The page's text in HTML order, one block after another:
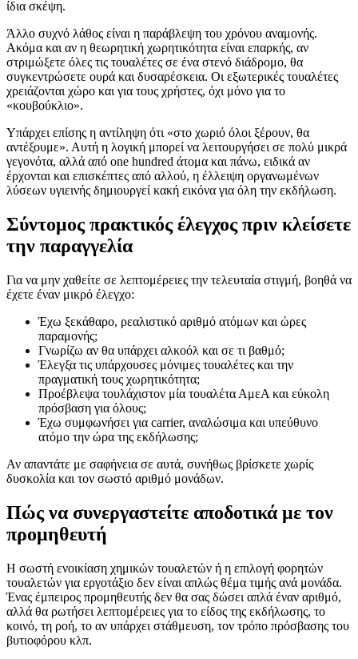
ίδια σκέψη.
Άλλο συχνό λάθος είναι η παράβλεψη του χρόνου αναμονής.
Ακόμα και αν η θεωρητική χωρητικότητα είναι επαρκής, αν
στριμώξετε όλες τις τουαλέτες σε ένα στενό διάδρομο, θα
συγκεντρώσετε ουρά και δυσαρέσκεια. Οι εξωτερικές τουαλέτες
χρειάζονται χώρο και για τους χρήστες, όχι μόνο για το
«κουβούκλιο».
Υπάρχει επίσης η αντίληψη ότι «στο χωριό όλοι ξέρουν, θα
αντέξουμε». Αυτή η λογική μπορεί να λειτουργήσει σε πολύ μικρά
γεγονότα, αλλά από one hundred άτομα και πάνω, ειδικά αν
έρχονται και επισκέπτες από αλλού, η έλλειψη οργανωμένων
λύσεων υγιεινής δημιουργεί κακή εικόνα για όλη την εκδήλωση.
Σύντομος πρακτικός έλεγχος πριν κλείσετε
την παραγγελία
Για να μην χαθείτε σε λεπτομέρειες την τελευταία στιγμή, βοηθά να
έχετε έναν μικρό έλεγχο:
Έχω ξεκάθαρο, ρεαλιστικό αριθμό ατόμων και ώρες
παραμονής;
Γνωρίζω αν θα υπάρχει αλκοόλ και σε τι βαθμό;
Έλεγξα τις υπάρχουσες μόνιμες τουαλέτες και την
πραγματική τους χωρητικότητα;
Προέβλεψα τουλάχιστον μία τουαλέτα ΑμεΑ και εύκολη
πρόσβαση για όλους;
Έχω συμφωνήσει για carrier, αναλώσιμα και υπεύθυνο
ατόμο την ώρα της εκδήλωσης;
Αν απαντάτε με σαφήνεια σε αυτά, συνήθως βρίσκετε χωρίς
δυσκολία και τον σωστό αριθμό μονάδων.
Πώς να συνεργαστείτε αποδοτικά με τον
προμηθευτή
Η σωστή ενοικίαση χημικών τουαλετών ή η επιλογή φορητών
τουαλετών για εργοτάξιο δεν είναι απλώς θέμα τιμής ανά μονάδα.
Ένας έμπειρος προμηθευτής δεν θα σας δώσει απλά έναν αριθμό,
αλλά θα ρωτήσει λεπτομέρειες για το είδος της εκδήλωσης, το
κοινό, τη ροή, το αν υπάρχει στάθμευση, τον τρόπο πρόσβασης του
βυτιοφόρου κλπ.